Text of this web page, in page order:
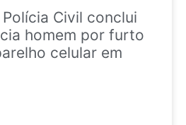
Civil conclui
homem por furto
celular em